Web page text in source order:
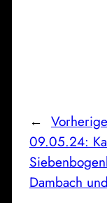
←
09.05.24:
Dambach